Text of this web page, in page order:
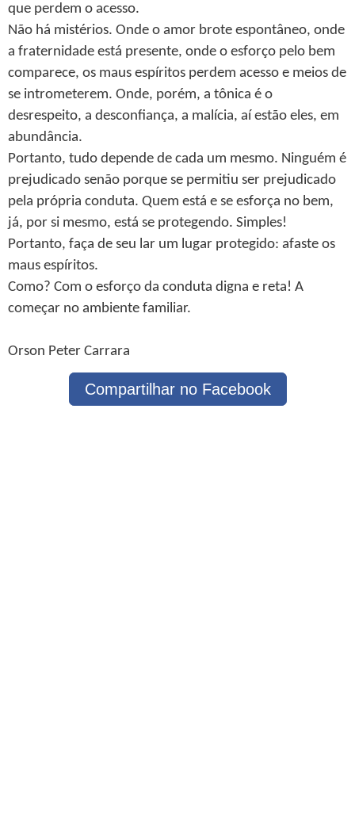
que perdem o acesso.
Não há mistérios. Onde o amor brote espontâneo, onde
a fraternidade está presente, onde o esforço pelo bem
comparece, os maus espíritos perdem acesso e meios de
se intrometerem. Onde, porém, a tônica é o
desrespeito, a desconfiança, a malícia, aí estão eles, em
abundância.
Portanto, tudo depende de cada um mesmo. Ninguém é
prejudicado senão porque se permitiu ser prejudicado
pela própria conduta. Quem está e se esforça no bem,
já, por si mesmo, está se protegendo. Simples!
Portanto, faça de seu lar um lugar protegido: afaste os
maus espíritos.
Como? Com o esforço da conduta digna e reta! A
começar no ambiente familiar.
Orson Peter Carrara
Compartilhar no Facebook